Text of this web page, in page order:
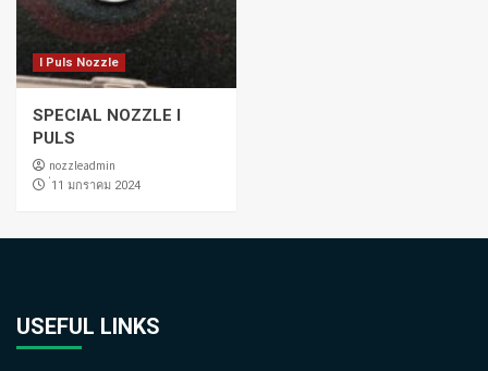
I Puls Nozzle
SPECIAL NOZZLE I
PULS
nozzleadmin
่11 มกราคม 2024
USEFUL LINKS